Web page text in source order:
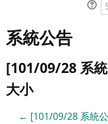
系統公告
[101/09/28 系
大小
← [101/09/28 系統